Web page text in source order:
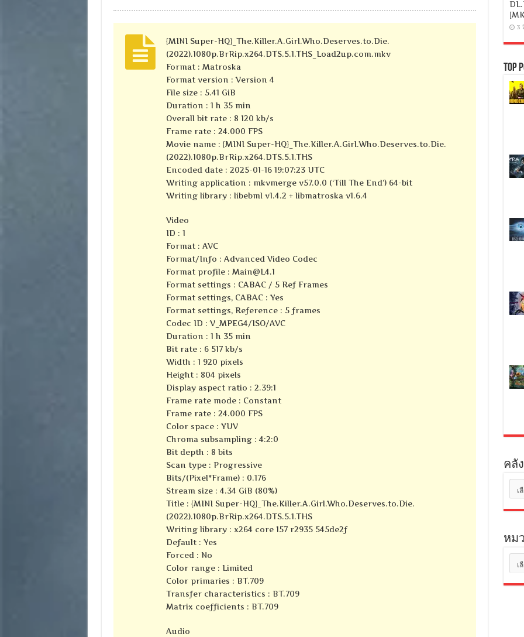
{MINI Super-HQ}_The.Killer.A.Girl.Who.Deserves.to.Die.
(2022).1080p.BrRip.x264.DTS.5.1.THS_Load2up.com.mkv
Format : Matroska
Format version : Version 4
File size : 5.41 GiB
Duration : 1 h 35 min
Overall bit rate : 8 120 kb/s
Frame rate : 24.000 FPS
Movie name : {MINI Super-HQ}_The.Killer.A.Girl.Who.Deserves.to.Die.
(2022).1080p.BrRip.x264.DTS.5.1.THS
Encoded date : 2025-01-16 19:07:23 UTC
Writing application : mkvmerge v57.0.0 (‘Till The End’) 64-bit
Writing library : libebml v1.4.2 + libmatroska v1.6.4
Video
ID : 1
Format : AVC
Format/Info : Advanced Video Codec
Format profile : Main@L4.1
Format settings : CABAC / 5 Ref Frames
Format settings, CABAC : Yes
Format settings, Reference : 5 frames
Codec ID : V_MPEG4/ISO/AVC
Duration : 1 h 35 min
Bit rate : 6 517 kb/s
Width : 1 920 pixels
Height : 804 pixels
Display aspect ratio : 2.39:1
Frame rate mode : Constant
Frame rate : 24.000 FPS
Color space : YUV
Chroma subsampling : 4:2:0
Bit depth : 8 bits
Scan type : Progressive
Bits/(Pixel*Frame) : 0.176
Stream size : 4.34 GiB (80%)
Title : {MINI Super-HQ}_The.Killer.A.Girl.Who.Deserves.to.Die.
(2022).1080p.BrRip.x264.DTS.5.1.THS
Writing library : x264 core 157 r2935 545de2f
Default : Yes
Forced : No
Color range : Limited
Color primaries : BT.709
Transfer characteristics : BT.709
Matrix coefficients : BT.709
Audio
3
Top
คลั
เก็บ
หม
หมู่